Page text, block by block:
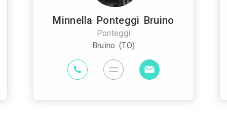
Minnella Ponteggi Bruino
Ponteggi
Bruino (TO)